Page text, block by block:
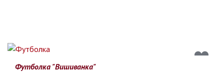
Футболка "Вишиванка"